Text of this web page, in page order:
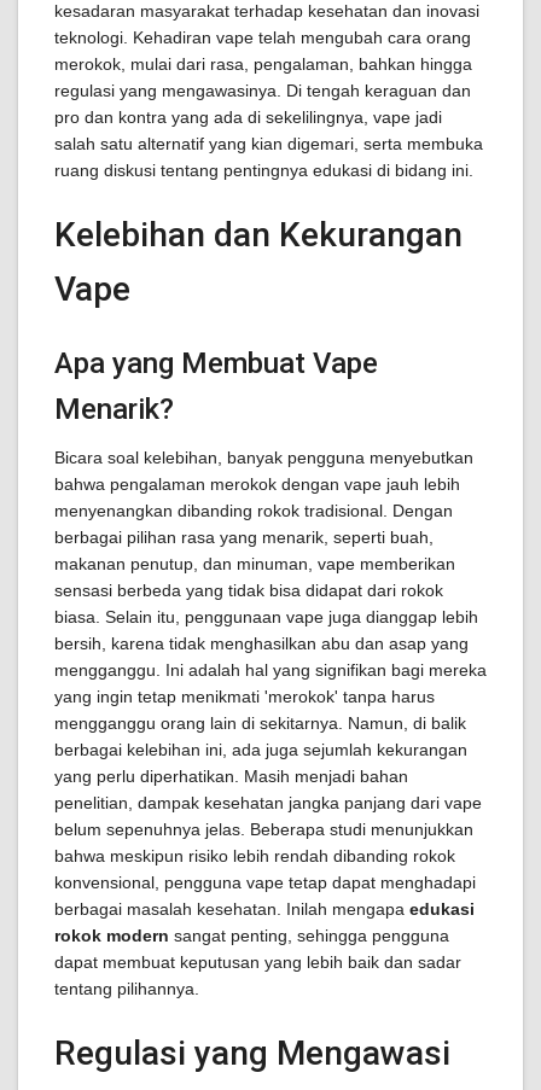
kesadaran masyarakat terhadap kesehatan dan inovasi
teknologi. Kehadiran vape telah mengubah cara orang
merokok, mulai dari rasa, pengalaman, bahkan hingga
regulasi yang mengawasinya. Di tengah keraguan dan
pro dan kontra yang ada di sekelilingnya, vape jadi
salah satu alternatif yang kian digemari, serta membuka
ruang diskusi tentang pentingnya edukasi di bidang ini.
Kelebihan dan Kekurangan
Vape
Apa yang Membuat Vape
Menarik?
Bicara soal kelebihan, banyak pengguna menyebutkan
bahwa pengalaman merokok dengan vape jauh lebih
menyenangkan dibanding rokok tradisional. Dengan
berbagai pilihan rasa yang menarik, seperti buah,
makanan penutup, dan minuman, vape memberikan
sensasi berbeda yang tidak bisa didapat dari rokok
biasa. Selain itu, penggunaan vape juga dianggap lebih
bersih, karena tidak menghasilkan abu dan asap yang
mengganggu. Ini adalah hal yang signifikan bagi mereka
yang ingin tetap menikmati 'merokok' tanpa harus
mengganggu orang lain di sekitarnya. Namun, di balik
berbagai kelebihan ini, ada juga sejumlah kekurangan
yang perlu diperhatikan. Masih menjadi bahan
penelitian, dampak kesehatan jangka panjang dari vape
belum sepenuhnya jelas. Beberapa studi menunjukkan
bahwa meskipun risiko lebih rendah dibanding rokok
konvensional, pengguna vape tetap dapat menghadapi
berbagai masalah kesehatan. Inilah mengapa edukasi
rokok modern sangat penting, sehingga pengguna
dapat membuat keputusan yang lebih baik dan sadar
tentang pilihannya.
Regulasi yang Mengawasi